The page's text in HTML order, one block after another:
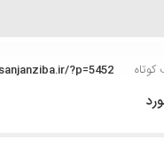
کوتاه ?p=5452